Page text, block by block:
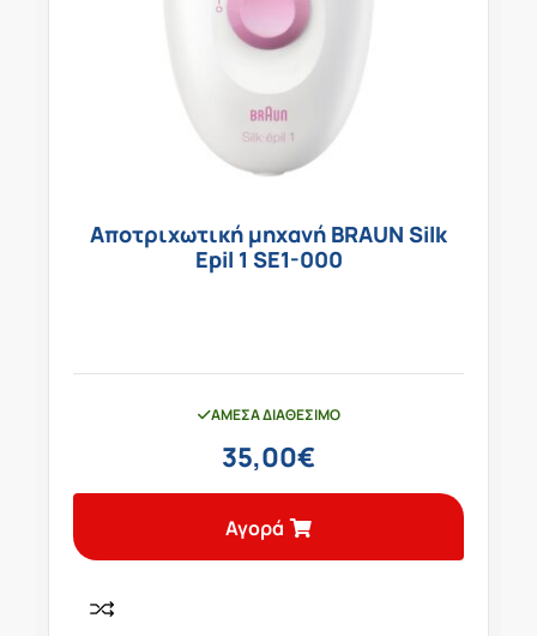
Αποτριχωτική μηχανή BRAUN Silk
Epil 1 SE1-000
ΆΜΕΣΑ ΔΙΑΘΈΣΙΜΟ
35,00€
Αγορά